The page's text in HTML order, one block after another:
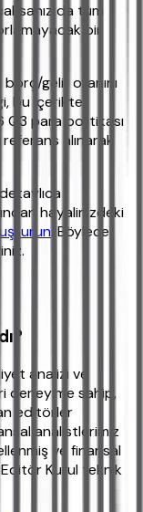
da tüm
bir
borç/gelir oranını
bu içerikte
Q3 para politikası
alınarak
hayalinizdeki
. Böylece
analizi ve
deneyime sahip,
editörler
analistlerimiz
ve finansal
Kurul teknik